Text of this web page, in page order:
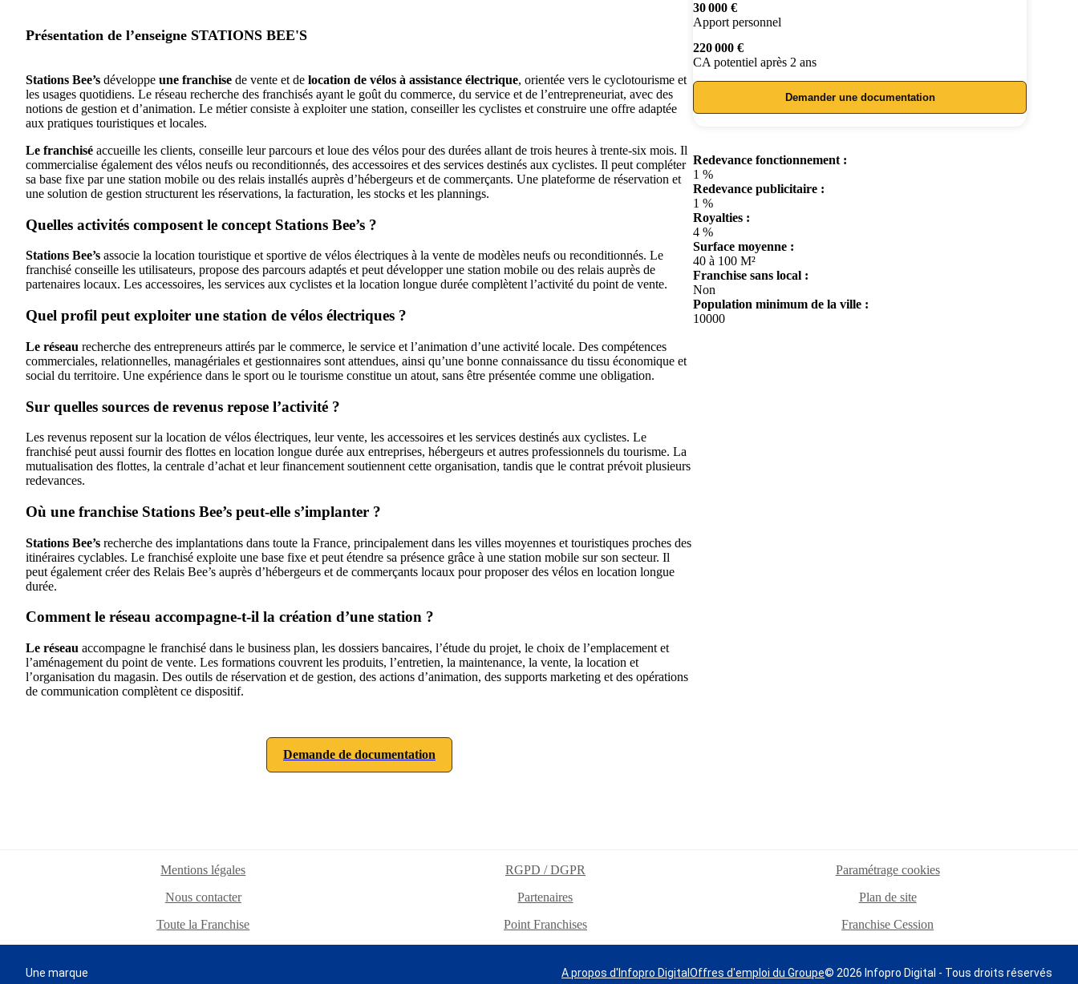
Présentation de l’enseigne STATIONS BEE'S
Stations Bee’s développe une franchise de vente et de location de vélos à assistance électrique, orientée vers le cyclotourisme et
les usages quotidiens. Le réseau recherche des franchisés ayant le goût du commerce, du service et de l’entrepreneuriat, avec des
notions de gestion et d’animation. Le métier consiste à exploiter une station, conseiller les cyclistes et construire une offre adaptée
aux pratiques touristiques et locales.
Le franchisé accueille les clients, conseille leur parcours et loue des vélos pour des durées allant de trois heures à trente-six mois. Il
commercialise également des vélos neufs ou reconditionnés, des accessoires et des services destinés aux cyclistes. Il peut compléter
sa base fixe par une station mobile ou des relais installés auprès d’hébergeurs et de commerçants. Une plateforme de réservation et
une solution de gestion structurent les réservations, la facturation, les stocks et les plannings.
Quelles activités composent le concept Stations Bee’s ?
Stations Bee’s associe la location touristique et sportive de vélos électriques à la vente de modèles neufs ou reconditionnés. Le
franchisé conseille les utilisateurs, propose des parcours adaptés et peut développer une station mobile ou des relais auprès de
partenaires locaux. Les accessoires, les services aux cyclistes et la location longue durée complètent l’activité du point de vente.
Quel profil peut exploiter une station de vélos électriques ?
Le réseau recherche des entrepreneurs attirés par le commerce, le service et l’animation d’une activité locale. Des compétences
commerciales, relationnelles, managériales et gestionnaires sont attendues, ainsi qu’une bonne connaissance du tissu économique et
social du territoire. Une expérience dans le sport ou le tourisme constitue un atout, sans être présentée comme une obligation.
Sur quelles sources de revenus repose l’activité ?
Les revenus reposent sur la location de vélos électriques, leur vente, les accessoires et les services destinés aux cyclistes. Le
franchisé peut aussi fournir des flottes en location longue durée aux entreprises, hébergeurs et autres professionnels du tourisme. La
mutualisation des flottes, la centrale d’achat et leur financement soutiennent cette organisation, tandis que le contrat prévoit plusieurs
redevances.
Où une franchise Stations Bee’s peut-elle s’implanter ?
Stations Bee’s recherche des implantations dans toute la France, principalement dans les villes moyennes et touristiques proches des
itinéraires cyclables. Le franchisé exploite une base fixe et peut étendre sa présence grâce à une station mobile sur son secteur. Il
peut également créer des Relais Bee’s auprès d’hébergeurs et de commerçants locaux pour proposer des vélos en location longue
durée.
Comment le réseau accompagne-t-il la création d’une station ?
Le réseau accompagne le franchisé dans le business plan, les dossiers bancaires, l’étude du projet, le choix de l’emplacement et
l’aménagement du point de vente. Les formations couvrent les produits, l’entretien, la maintenance, la vente, la location et
l’organisation du magasin. Des outils de réservation et de gestion, des actions d’animation, des supports marketing et des opérations
de communication complètent ce dispositif.
Demande de documentation
30 000 €
Apport personnel
220 000 €
CA potentiel après 2 ans
Demander une documentation
Redevance fonctionnement :
1 %
Redevance publicitaire :
1 %
Royalties :
4 %
Surface moyenne :
40 à 100 M²
Franchise sans local :
Non
Population minimum de la ville :
10000
Mentions légales RGPD / DGPR
Paramétrage cookies
Nous contacter
Partenaires
Plan de site
Toute la Franchise
Point Franchises Franchise Cession
Une marque A propos d'Infopro Digital Offres d'emploi du Groupe© 2026 Infopro Digital - Tous droits réservés